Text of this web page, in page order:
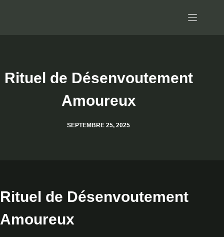
Rituel de Désenvoutement
Amoureux
SEPTEMBRE 25, 2025
Rituel de Désenvoutement
Amoureux